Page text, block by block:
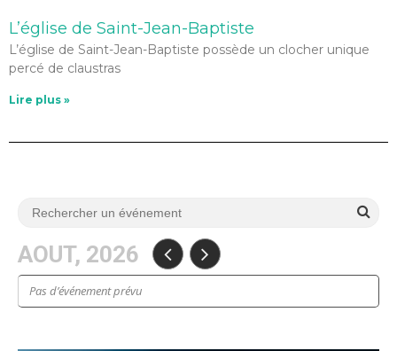
L’église de Saint-Jean-Baptiste
L’église de Saint-Jean-Baptiste possède un clocher unique
percé de claustras
Lire plus »
AOUT, 2026
Pas d’événement prévu